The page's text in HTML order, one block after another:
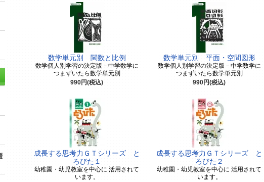
数学単元別 関数と比例
数学個人別学習の決定版－中学数学に
つまずいたら数学単元別
990円(税込)
数学単元別 平面・空間図形
数学個人別学習の決定版－中学数学に
つまずいたら数学単元別
990円(税込)
成長する思考力ＧＴシリーズ と
ろびた１
幼稚園・幼児教室を中心に 活用されて
います。
成長する思考力ＧＴシリーズ と
ろびた２
幼稚園・幼児教室を中心に 活用されて
います。